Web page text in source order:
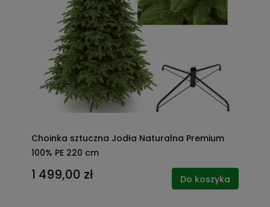
Choinka sztuczna Jodła Naturalna Premium
100% PE 220 cm
1 499,00 zł Do koszyka